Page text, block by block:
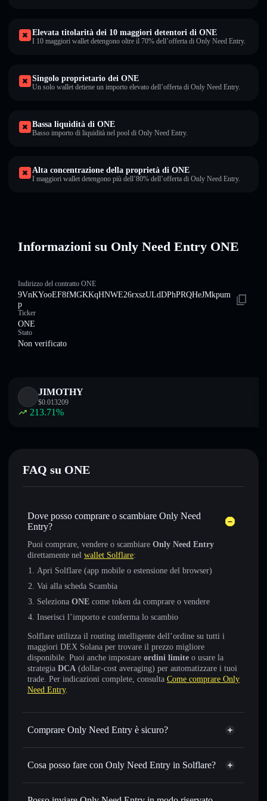
Elevata titolarità dei 10 maggiori detentori di ONE
I 10 maggiori wallet detengono oltre il 70% dell’offerta di Only Need Entry.
Singolo proprietario dei ONE
Un solo wallet detiene un importo elevato dell’offerta di Only Need Entry.
Bassa liquidità di ONE
Basso importo di liquidità nel pool di Only Need Entry.
Alta concentrazione della proprietà di ONE
I maggiori wallet detengono più dell’80% dell’offerta di Only Need Entry.
Informazioni su Only Need Entry ONE
Indirizzo del contratto ONE
9VnKYooEF8fMGKKqHNWE26rxszULdDPhPRQHeJMkpum
p
Ticker
ONE
Stato
Non verificato
JIMOTHY
$0.013209
213.71%
FAQ su ONE
Dove posso comprare o scambiare Only Need
Entry?
Puoi comprare, vendere o scambiare Only Need Entry
direttamente nel wallet Solflare:
Apri Solflare (app mobile o estensione del browser)
Vai alla scheda Scambia
Seleziona ONE come token da comprare o vendere
Inserisci l’importo e conferma lo scambio
Solflare utilizza il routing intelligente dell’ordine su tutti i
maggiori DEX Solana per trovare il prezzo migliore
disponibile. Puoi anche impostare ordini limite o usare la
strategia DCA (dollar-cost averaging) per automatizzare i tuoi
trade. Per indicazioni complete, consulta Come comprare Only
Need Entry.
Comprare Only Need Entry è sicuro?
Only Need Entry non è verificato
Cosa posso fare con Only Need Entry in Solflare?
Only Need Entry
wallet Solflare
Scambiare istantaneamente— scambia ONE in SOL,